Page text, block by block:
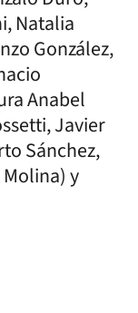
Natalia
González,
Anabel
Javier
Sánchez,
y